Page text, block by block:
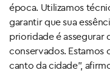
época. Utilizamos
garantir que sua
prioridade é assegurar
conservados.
canto da cidade”,